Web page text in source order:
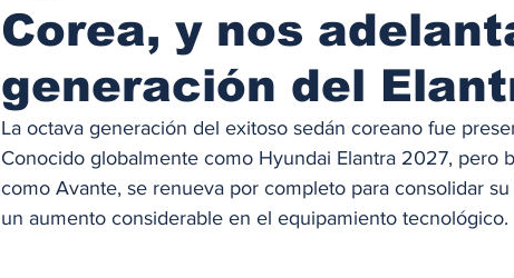
Corea, y nos
generación del
La octava generación del exitoso sedán coreano fue
Conocido globalmente como Hyundai Elantra 2027, pero
como Avante, se renueva por completo para consolidar
un aumento considerable en el equipamiento tecnológico.